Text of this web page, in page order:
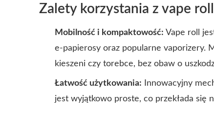
Zalety korzystania z vape roll
Mobilność i kompaktowość: Vape roll
e-papierosy oraz popularne vaporizery.
kieszeni czy torebce, bez obaw o
Łatwość użytkowania: Innowacyjny
jest wyjątkowo proste, co przekłada się